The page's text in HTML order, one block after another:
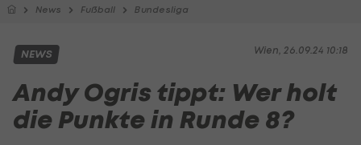
News Fußball Bundesliga
Wien, 26.09.24 10:18
NEWS
Andy Ogris tippt: Wer holt
die Punkte in Runde 8?